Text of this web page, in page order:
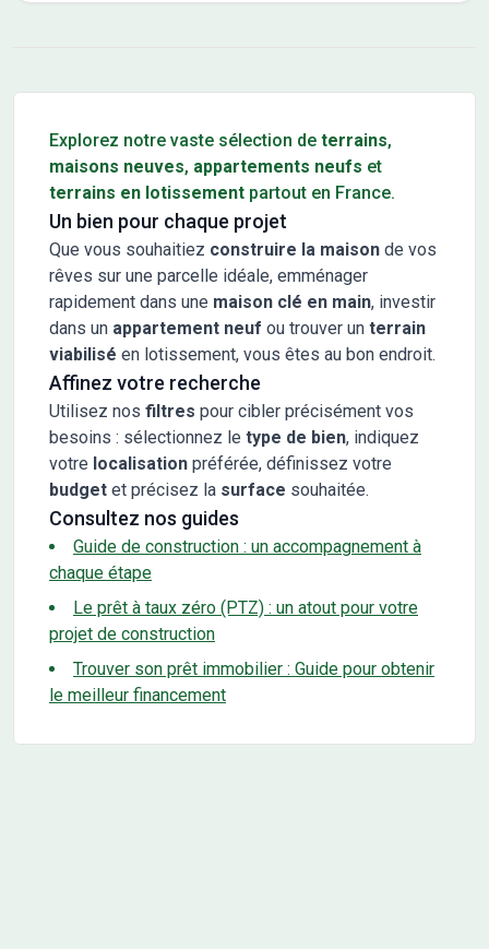
Explorez notre vaste sélection de terrains,
maisons neuves, appartements neufs et
terrains en lotissement partout en France.
Un bien pour chaque projet
Que vous souhaitiez construire la maison de vos
rêves sur une parcelle idéale, emménager
rapidement dans une maison clé en main, investir
dans un appartement neuf ou trouver un terrain
viabilisé en lotissement, vous êtes au bon endroit.
Affinez votre recherche
Utilisez nos filtres pour cibler précisément vos
besoins : sélectionnez le type de bien, indiquez
votre localisation préférée, définissez votre
budget et précisez la surface souhaitée.
Consultez nos guides
Guide de construction : un accompagnement à
chaque étape
Le prêt à taux zéro (PTZ) : un atout pour votre
projet de construction
Trouver son prêt immobilier : Guide pour obtenir
le meilleur financement